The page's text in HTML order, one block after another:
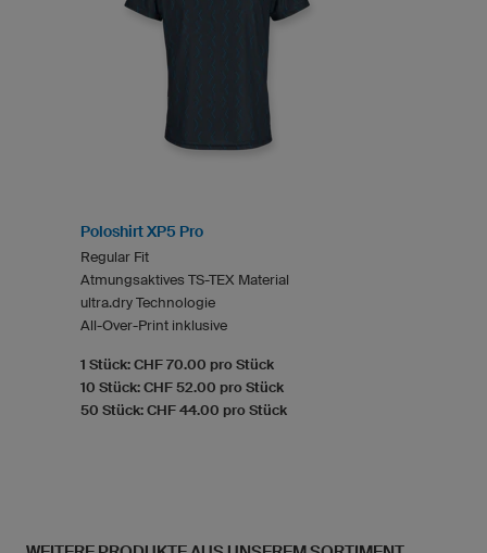
Poloshirt XP5 Pro
Regular Fit
Atmungsaktives TS-TEX Material
ultra.dry Technologie
All-Over-Print inklusive
1 Stück: CHF 70.00 pro Stück
10 Stück: CHF 52.00 pro Stück
50 Stück: CHF 44.00 pro Stück